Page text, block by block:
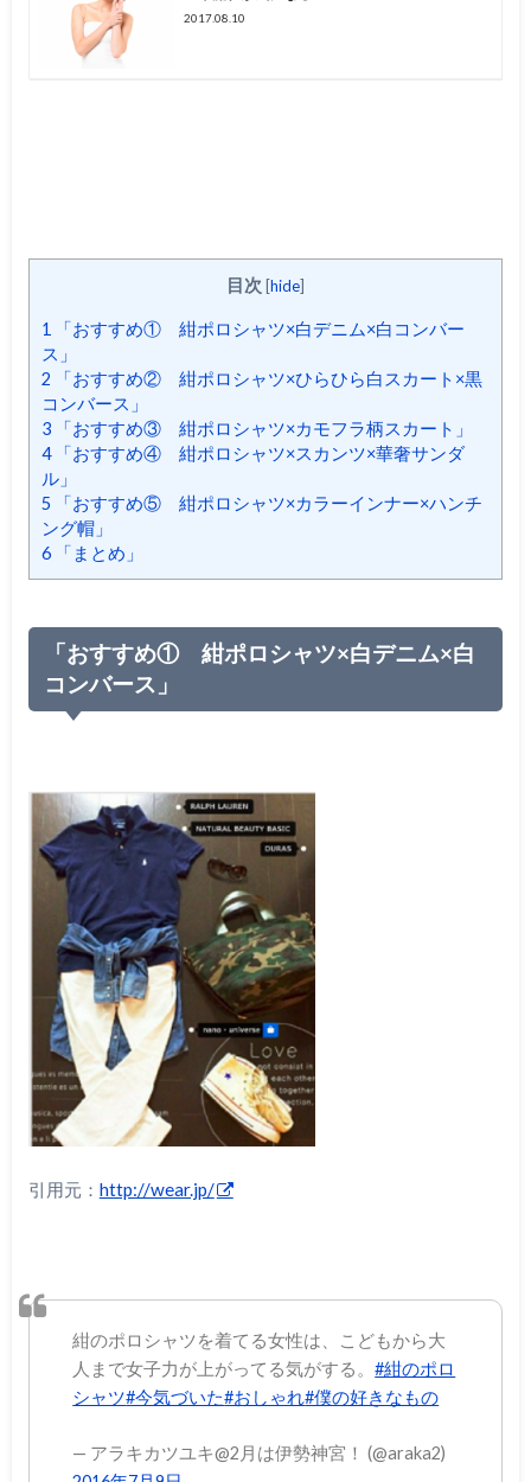
2017.08.10
目次 [hide]
1
「おすすめ① 紺ポロシャツ×白デニム×白コンバー
ス」
2 「おすすめ② 紺ポロシャツ×ひらひら白スカート×黒
コンバース」
3「おすすめ③ 紺ポロシャツ×カモフラ柄スカート」
4「おすすめ④ 紺ポロシャツ×スカンツ×華奢サンダ
ル」
5 「おすすめ⑤ 紺ポロシャツ×カラーインナー×ハンチ
ング帽」
6「まとめ」
「おすすめ① 紺ポロシャツ×白デニム×白
コンバース」
引用元： http://wear.jp/
紺のポロシャツを着てる女性は、こどもから大
人まで女子力が上がってる気がする。#紺のポロ
シャツ#今気づいた#おしゃれ#僕の好きなもの
— アラキカツユキ@2月は伊勢神宮！ (@araka2)